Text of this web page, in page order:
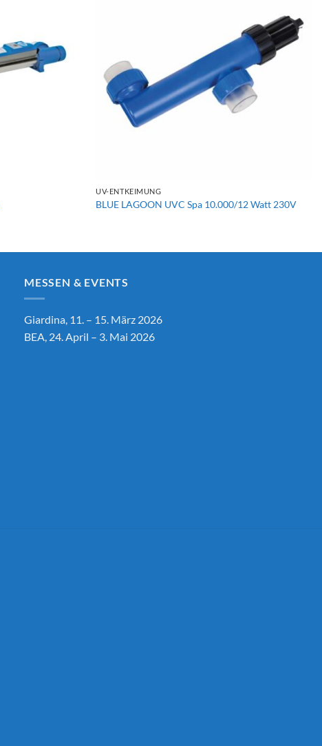
UV-ENTKEIMUNG
BLUE LAGOON UVC Spa 10.000/12 Watt 230V
MESSEN & EVENTS
Giardina, 11. – 15. März 2026
BEA, 24. April – 3. Mai 2026